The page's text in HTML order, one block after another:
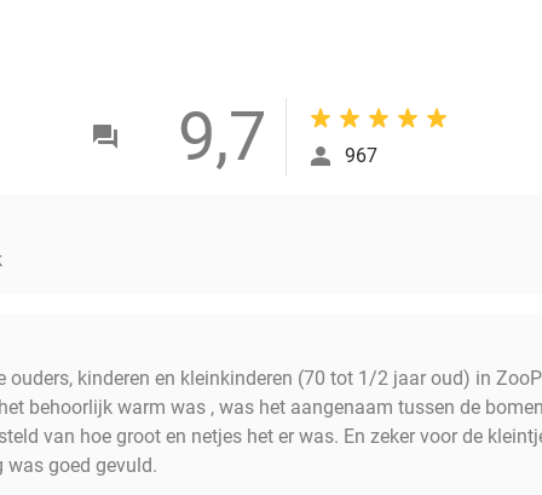
9,7 967
kinderen en kleinkinderen (70 tot 1/2 jaar oud) in
behoorlijk warm was , was het aangenaam tussen de
van hoe groot en netjes het er was. En zeker voor de
was goed gevuld.